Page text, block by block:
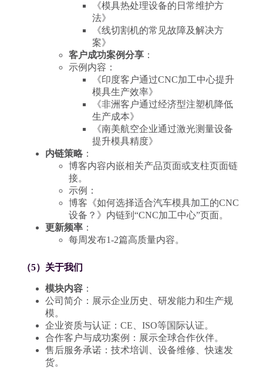
《模具热处理设备的日常维护方
法》
《线切割机的常见故障及解决方
案》
客户成功案例分享：
示例内容：
《印度客户通过CNC加工中心提升
模具生产效率》
《非洲客户通过经济型注塑机降低
生产成本》
《南美航空企业通过激光测量设备
提升模具精度》
内链策略：
博客内容内嵌相关产品页面或支柱页面链
接。
示例：
博客《如何选择适合汽车模具加工的CNC
设备？》内链到“CNC加工中心”页面。
更新频率：
每周发布1-2篇高质量内容。
（5）关于我们
模块内容：
公司简介：展示企业历史、研发能力和生产规
模。
企业资质与认证：CE、ISO等国际认证。
合作客户与成功案例：展示全球合作伙伴。
售后服务承诺：技术培训、设备维修、快速发
货。